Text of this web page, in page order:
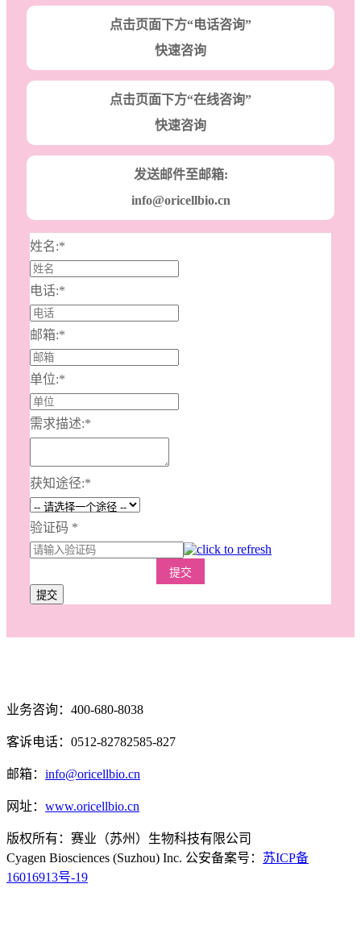
点击页面下方“电话咨询”
快速咨询
点击页面下方“在线咨询”
快速咨询
发送邮件至邮箱:
info@oricellbio.cn
姓名:*
电话:*
邮箱:*
单位:*
需求描述:*
获知途径:*
验证码 *
提交
提交
业务咨询：400-680-8038
客诉电话：0512-82782585-827
邮箱： info@oricellbio.cn
网址： www.oricellbio.cn
版权所有：赛业（苏州）生物科技有限公司
Cyagen Biosciences (Suzhou) Inc. 公安备案号： 苏ICP备
16016913号-19